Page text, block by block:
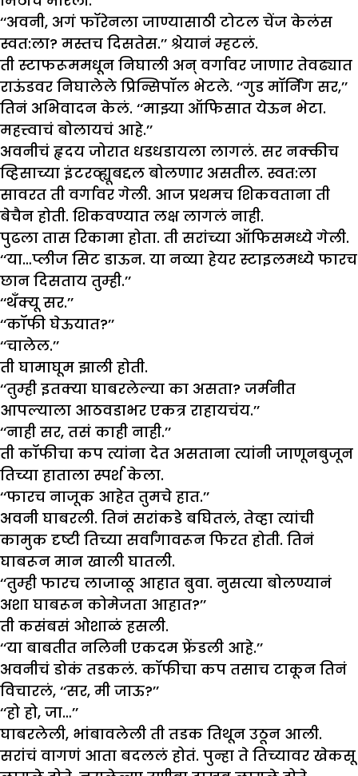
‘‘अवनी, अगं फॉरेनला जाण्यासाठी टोटल चेंज केलंस
स्वत:ला? मस्तच दिसतेस.’’ श्रेयानं म्हटलं.
ती स्टाफरूममधून निघाली अन् वर्गावर जाणार तेवढ्यात
राऊंडवर निघालेले प्रिन्सिपॉल भेटले. ‘‘गुड मॉर्निंग सर,’’
तिनं अभिवादन केलं. ‘‘माझ्या ऑफिसात येऊन भेटा.
महत्त्वाचं बोलायचं आहे.’’
अवनीचं हृदय जोरात धडधडायला लागलं. सर नक्कीच
व्हिसाच्या इंटरव्ह्यूबद्दल बोलणार असतील. स्वत:ला
सावरत ती वर्गावर गेली. आज प्रथमच शिकवताना ती
बेचैन होती. शिकवण्यात लक्ष लागलं नाही.
पुढला तास रिकामा होता. ती सरांच्या ऑफिसमध्ये गेली.
‘‘या…प्लीज सिट डाऊन. या नव्या हेयर स्टाइलमध्ये फारच
छान दिसताय तुम्ही.’’
‘‘थँक्यू सर.’’
‘‘कॉफी घेऊयात?’’
‘‘चालेल.’’
ती घामाघूम झाली होती.
‘‘तुम्ही इतक्या घाबरलेल्या का असता? जर्मनीत
आपल्याला आठवडाभर एकत्र राहायचंय.’’
‘‘नाही सर, तसं काही नाही.’’
ती कॉफीचा कप त्यांना देत असताना त्यांनी जाणूनबुजून
तिच्या हाताला स्पर्श केला.
‘‘फारच नाजूक आहेत तुमचे हात.’’
अवनी घाबरली. तिनं सरांकडे बघितलं, तेव्हा त्यांची
कामुक दृष्टी तिच्या सर्वांगावरून फिरत होती. तिनं
घाबरून मान खाली घातली.
‘‘तुम्ही फारच लाजाळू आहात बुवा. नुसत्या बोलण्यानं
अशा घाबरून कोमेजता आहात?’’
ती कसंबसं ओशाळं हसली.
‘‘या बाबतीत नलिनी एकदम फ्रेंडली आहे.’’
अवनीचं डोकं तडकलं. कॉफीचा कप तसाच टाकून तिनं
विचारलं, ‘‘सर, मी जाऊ?’’
‘‘हो हो, जा…’’
घाबरलेली, भांबावलेली ती तडक तिथून उठून आली.
सरांचं वागणं आता बदललं होतं. पुन्हा ते तिच्यावर खेकसू